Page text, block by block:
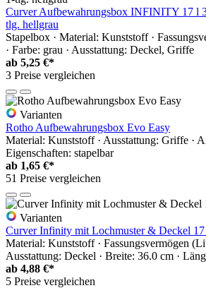
Curver Aufbewahrungsbox INFINITY 17 l
tlg. hellgrau
Stapelbox · Material: Kunststoff ·
· Farbe: grau · Ausstattung: Deckel, Griffe
ab 5,25 €*
3 Preise vergleichen
Varianten
Rotho Aufbewahrungsbox Evo Easy
Material: Kunststoff · Ausstattung: Griffe ·
Eigenschaften: stapelbar
ab 1,65 €*
51 Preise vergleichen
Varianten
Curver Infinity mit Lochmuster & Deckel
Material: Kunststoff · Fassungsvermögen
Ausstattung: Deckel · Breite: 36.0 cm ·
ab 4,88 €*
5 Preise vergleichen